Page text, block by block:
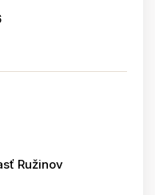
Ružinov